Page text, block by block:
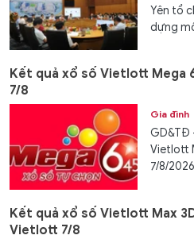
Yên tổ
dựng
Kết quả xổ số Vietlott Mega
7/8
Gia đình
GD&TĐ
Vietlott
7/8/
Kết quả xổ số Vietlott Max
Vietlott 7/8